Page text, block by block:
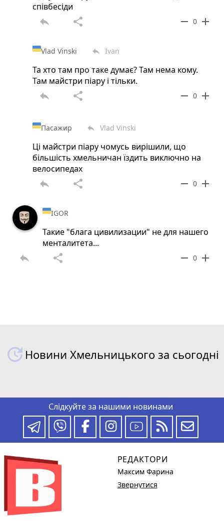
співбесіди
reply share remove 0 add
Vlad Vinski reply Ivan
Та хто там про таке думає? Там нема кому.
Там майстри піару і тільки.
reply share remove 0 add
Пасажир reply Vlad Vinski
Ці майстри піару чомусь вирішили, що
більшість хмельничан їздить виключно на
велосипедах
reply share remove 0 add
IGOR
Такие "блага цивилизации" не для нашего
менталитета...
reply share remove 0 add
Новини Хмельницького за сьогодні
Слідкуйте за нашими новинами
РЕДАКТОРИ
Максим Фарина
Звернутися